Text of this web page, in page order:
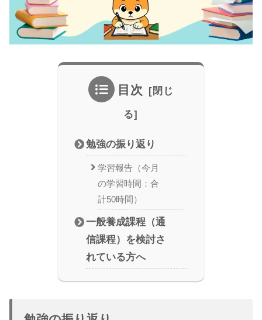
目次
勉強の振り返り
学習報告（今月
の学習時間：合
計50時間）
一般養成課程（通
信課程）を検討さ
れている方へ